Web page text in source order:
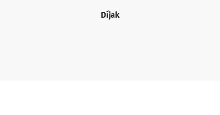
Díjak